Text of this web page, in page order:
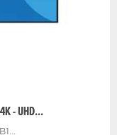
- UHD...